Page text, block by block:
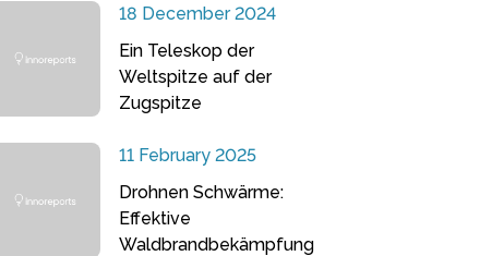
18 December 2024
Ein Teleskop der
Weltspitze auf der
Zugspitze
11 February 2025
Drohnen Schwärme:
Effektive
Waldbrandbekämpfung